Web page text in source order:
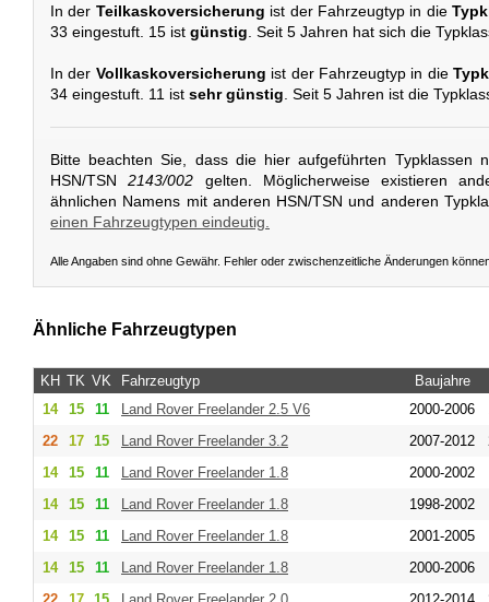
In der Teilkaskoversicherung ist der Fahrzeugtyp in die
33 eingestuft. 15 ist günstig . Seit 5 Jahren hat sich die
In der Vollkaskoversicherung ist der Fahrzeugtyp in die
34 eingestuft. 11 ist sehr günstig. Seit 5 Jahren ist die
Bitte beachten Sie, dass die hier aufgeführten Typklassen
HSN/TSN2143/002 gelten. Möglicherweise existieren
ähnlichen Namens mit anderen HSN/TSN und anderen
einen Fahrzeugtypen eindeutig.
Alle Angaben sind ohne Gewähr. Fehler oder zwischenzeitliche Änderungen
Ähnliche Fahrzeugtypen
KH TK VK Fahrzeugtyp
Baujahre
14
15 11 Land Rover Freelander 2.5 V6 2000-2006
22
17 15 Land Rover Freelander 3.2 2007-2012
14
15 11 Land Rover Freelander 1.8
2000-2002
14
15 11 Land Rover Freelander 1.8
1998-2002
14
15 11 Land Rover Freelander 1.8
2001-2005
14
15 11 Land Rover Freelander 1.8
2000-2006